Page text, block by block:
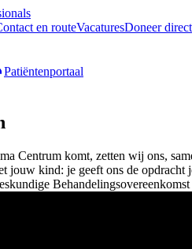
en routeVacaturesDoneer direct
Patiëntenportaal
Centrum komt, zetten wij ons,
jouw kind: je geeft ons de